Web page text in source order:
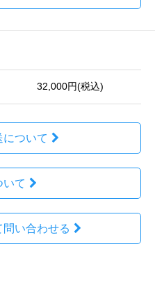
32,000円(税込)
ついて
いて
い合わせる